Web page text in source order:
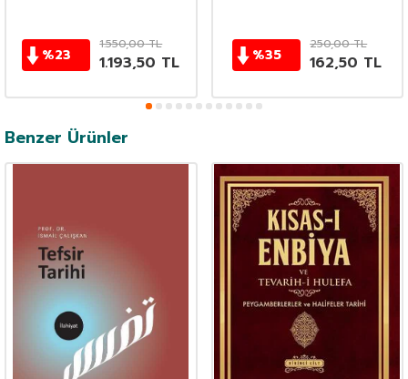
%23
1.550,00TL
1.193,50 TL %35
250,00TL
162,50 TL
Benzer Ürünler